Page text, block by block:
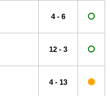
4- 6
12 - 3
4- 13